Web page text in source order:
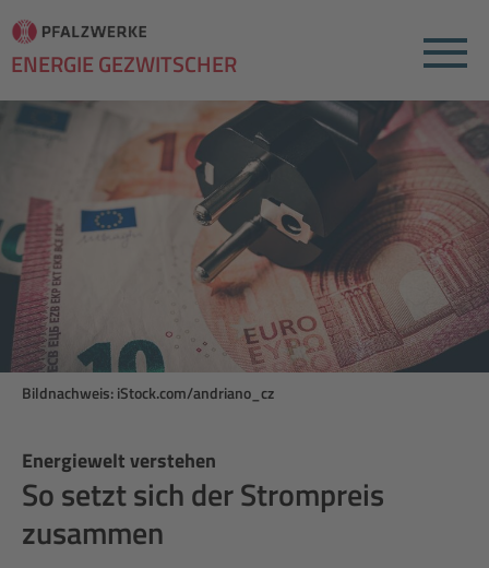
ENERGIE GEZWITSCHER Menu
Energiewelt verstehen
So setzt sich der Strompreis
zusammen
Bildnachweis: iStock.com/andriano_cz